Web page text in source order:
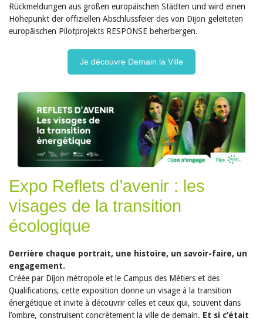
Rückmeldungen aus großen europäischen Städten und wird einen
Höhepunkt der offiziellen Abschlussfeier des von Dijon geleiteten
europäischen Pilotprojekts RESPONSE beherbergen.
Je découvre Demain la Ville
Expo Reflets d’avenir : les
visages de la transition
écologique
Derrière chaque portrait, une histoire, un savoir-faire, un
engagement.
Créée par Dijon métropole et le Campus des Métiers et des
Qualifications, cette exposition donne un visage à la transition
énergétique et invite à découvrir celles et ceux qui, souvent dans
l’ombre, construisent concrètement la ville de demain. Et si c’était